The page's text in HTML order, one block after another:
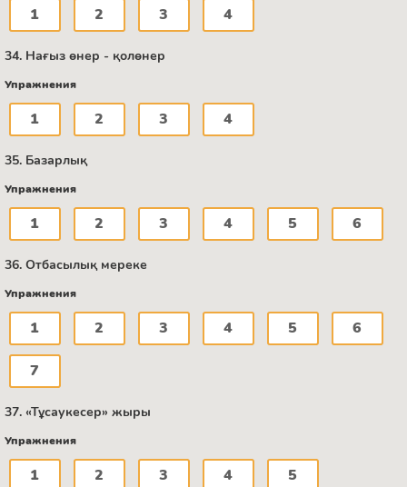
1 2 3 4
34. Нағыз өнер - қолөнер
Упражнения
1 2 3 4
35. Базарлық
Упражнения
1 2 3 4 5 6
36. Отбасылық мереке
Упражнения
1 2 3 4 5 6
7
37. «Тұсаукесер» жыры
Упражнения
1 2 3 4 5